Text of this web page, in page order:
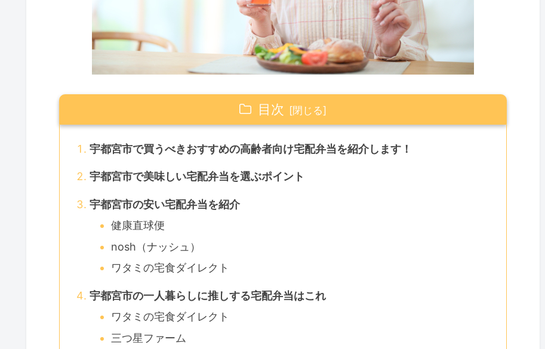
目次
宇都宮市で買うべきおすすめの高齢者向け宅配弁当を紹介します！
宇都宮市で美味しい宅配弁当を選ぶポイント
宇都宮市の安い宅配弁当を紹介
健康直球便
nosh（ナッシュ）
ワタミの宅食ダイレクト
宇都宮市の一人暮らしに推しする宅配弁当はこれ
ワタミの宅食ダイレクト
三つ星ファーム